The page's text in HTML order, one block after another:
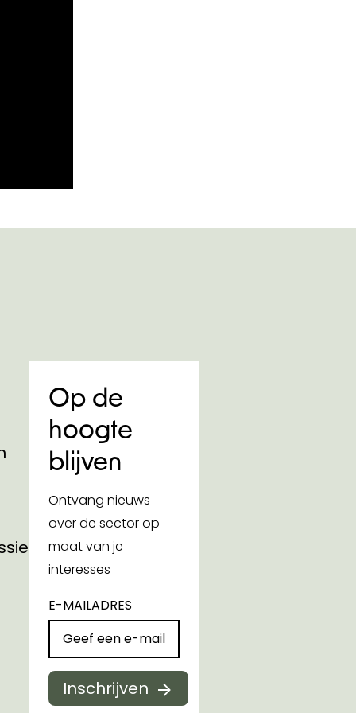
Op de
hoogte
blijven
Ontvang nieuws
over de sector op
maat van je
interesses
E-MAILADRES
Inschrijven